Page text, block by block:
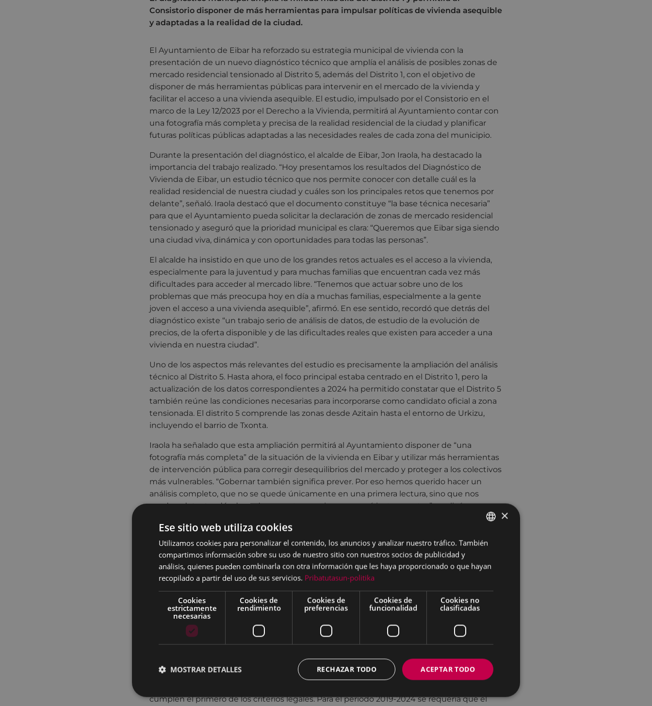
Consistorio disponer de más herramientas para impulsar políticas de vivienda asequible
y adaptadas a la realidad de la ciudad.
El Ayuntamiento de Eibar ha reforzado su estrategia municipal de vivienda con la
presentación de un nuevo diagnóstico técnico que amplía el análisis de posibles zonas de
mercado residencial tensionado al Distrito 5, además del Distrito 1, con el objetivo de
disponer de más herramientas públicas para intervenir en el mercado de la vivienda y
facilitar el acceso a una vivienda asequible. El estudio, impulsado por el Consistorio en el
marco de la Ley 12/2023 por el Derecho a la Vivienda, permitirá al Ayuntamiento contar con
una fotografía más completa y precisa de la realidad residencial de la ciudad y planificar
futuras políticas públicas adaptadas a las necesidades reales de cada zona del municipio.
Durante la presentación del diagnóstico, el alcalde de Eibar, Jon Iraola, ha destacado la
importancia del trabajo realizado. “Hoy presentamos los resultados del Diagnóstico de
Vivienda de Eibar, un estudio técnico que nos permite conocer con detalle cuál es la
realidad residencial de nuestra ciudad y cuáles son los principales retos que tenemos por
delante”, señaló. Iraola destacó que el documento constituye “la base técnica necesaria”
para que el Ayuntamiento pueda solicitar la declaración de zonas de mercado residencial
tensionado y aseguró que la prioridad municipal es clara: “Queremos que Eibar siga siendo
una ciudad viva, dinámica y con oportunidades para todas las personas”.
El alcalde ha insistido en que uno de los grandes retos actuales es el acceso a la vivienda,
especialmente para la juventud y para muchas familias que encuentran cada vez más
dificultades para acceder al mercado libre. “Tenemos que actuar sobre uno de los
problemas que más preocupa hoy en día a muchas familias, especialmente a la gente
joven el acceso a una vivienda asequible”, afirmó. En ese sentido, recordó que detrás del
diagnóstico existe “un trabajo serio de análisis de datos, de estudio de la evolución de
precios, de la oferta disponible y de las dificultades reales que existen para acceder a una
vivienda en nuestra ciudad”.
Uno de los aspectos más relevantes del estudio es precisamente la ampliación del análisis
técnico al Distrito 5. Hasta ahora, el foco principal estaba centrado en el Distrito 1, pero la
actualización de los datos correspondientes a 2024 ha permitido constatar que el Distrito 5
también reúne las condiciones necesarias para incorporarse como candidato oficial a zona
tensionada. El distrito 5 comprende las zonas desde Azitain hasta el entorno de Urkizu,
incluyendo el barrio de Txonta.
Iraola ha señalado que esta ampliación permitirá al Ayuntamiento disponer de “una
fotografía más completa” de la situación de la vivienda en Eibar y utilizar más herramientas
de intervención pública para corregir desequilibrios del mercado y proteger a los colectivos
más vulnerables. “Gobernar también significa prever. Por eso hemos querido hacer un
análisis completo, que no se quede únicamente en una primera lectura, sino que nos
ayude a detectar dónde podemos actuar mejor y con qué instrumentos”, explicó.
El documento forma parte de los trabajos técnicos impulsados por el Ayuntamiento para
evaluar la posible solicitud de declaración de zonas de mercado residencial tensionado, una
figura recogida en la Ley 12/2023, de 24 de mayo, por el Derecho a la Vivienda. La normativa
establece que para declarar una zona tensionada debe existir un riesgo de oferta
insuficiente o problemas de asequibilidad en el acceso a la vivienda y que basta con que se
El primero de esos criterios hace referencia a la evolución de los precios y establece que el
precio de compra o alquiler debe haber experimentado en los últimos cinco años un
crecimiento acumulado superior en al menos tres puntos porcentuales al IPC de Euskadi.
El segundo criterio establece que la carga media de la hipoteca o del alquiler, sumada a los
comunidad, supere el 30 % de los ingresos medios de los hogares de la zona.
cumplen el primero de los criterios legales. Para el periodo 2019-2024 se requería que el
BASQUE
×
Ese sitio web utiliza cookies
Utilizamos cookies para personalizar el contenido, los anuncios y analizar nuestro tráfico. También
compartimos información sobre su uso de nuestro sitio con nuestros socios de publicidad y
análisis, quienes pueden combinarla con otra información que les haya proporcionado o que hayan
recopilado a partir del uso de sus servicios. Pribatutasun-politika
Cookies
estrictamente
necesarias
Cookies de
rendimiento
Cookies de
preferencias
Cookies de
funcionalidad
Cookies no
clasificadas
ACEPTAR TODO
RECHAZAR TODO
MOSTRAR DETALLES